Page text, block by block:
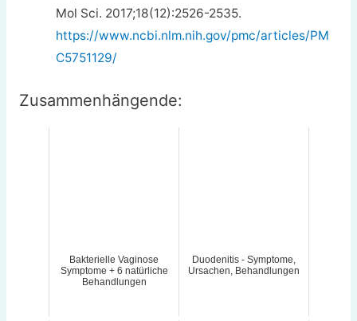
Mol Sci. 2017;18(12):2526-2535.
https://www.ncbi.nlm.nih.gov/pmc/articles/PM
C5751129/
Zusammenhängende:
Bakterielle Vaginose
Symptome + 6 natürliche
Behandlungen
Duodenitis - Symptome,
Ursachen, Behandlungen